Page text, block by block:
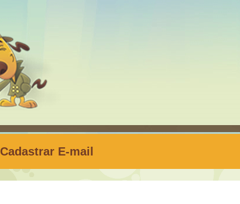
Cadastrar E-mail